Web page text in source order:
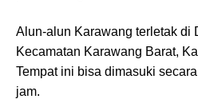
Alun-alun Karawang terletak di
Kecamatan Karawang Barat,
Tempat ini bisa dimasuki
jam.